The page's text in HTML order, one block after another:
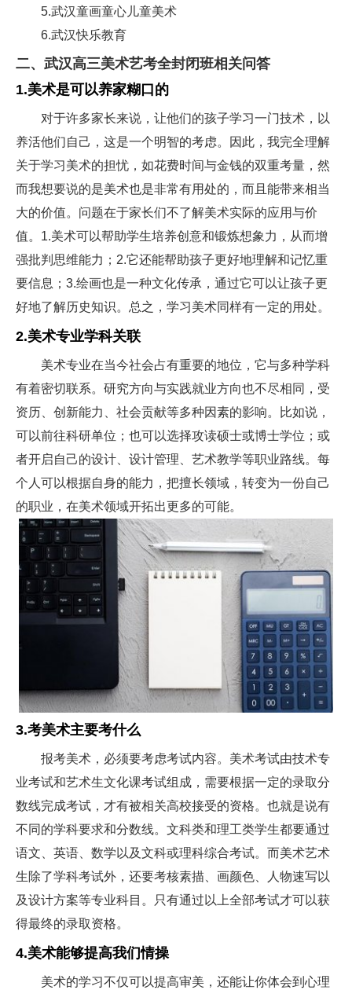
5.武汉童画童心儿童美术
6.武汉快乐教育
二、武汉高三美术艺考全封闭班相关问答
1.美术是可以养家糊口的
对于许多家长来说，让他们的孩子学习一门技术，以
养活他们自己，这是一个明智的考虑。因此，我完全理解
关于学习美术的担忧，如花费时间与金钱的双重考量，然
而我想要说的是美术也是非常有用处的，而且能带来相当
大的价值。问题在于家长们不了解美术实际的应用与价
值。1.美术可以帮助学生培养创意和锻炼想象力，从而增
强批判思维能力；2.它还能帮助孩子更好地理解和记忆重
要信息；3.绘画也是一种文化传承，通过它可以让孩子更
好地了解历史知识。总之，学习美术同样有一定的用处。
2.美术专业学科关联
美术专业在当今社会占有重要的地位，它与多种学科
有着密切联系。研究方向与实践就业方向也不尽相同，受
资历、创新能力、社会贡献等多种因素的影响。比如说，
可以前往科研单位；也可以选择攻读硕士或博士学位；或
者开启自己的设计、设计管理、艺术教学等职业路线。每
个人可以根据自身的能力，把擅长领域，转变为一份自己
的职业，在美术领域开拓出更多的可能。
3.考美术主要考什么
报考美术，必须要考虑考试内容。美术考试由技术专
业考试和艺术生文化课考试组成，需要根据一定的录取分
数线完成考试，才有被相关高校接受的资格。也就是说有
不同的学科要求和分数线。文科类和理工类学生都要通过
语文、英语、数学以及文科或理科综合考试。而美术艺术
生除了学科考试外，还要考核素描、画颜色、人物速写以
及设计方案等专业科目。只有通过以上全部考试才可以获
得最终的录取资格。
4.美术能够提高我们情操
美术的学习不仅可以提高审美，还能让你体会到心理